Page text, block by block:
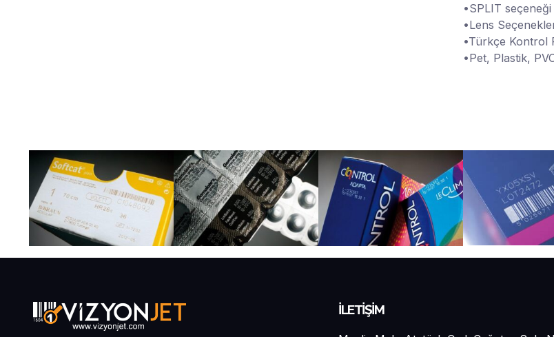
•SPLIT
•Lens
•Türkçe Kontrol
•Pet, Plastik,
İLETİŞİM